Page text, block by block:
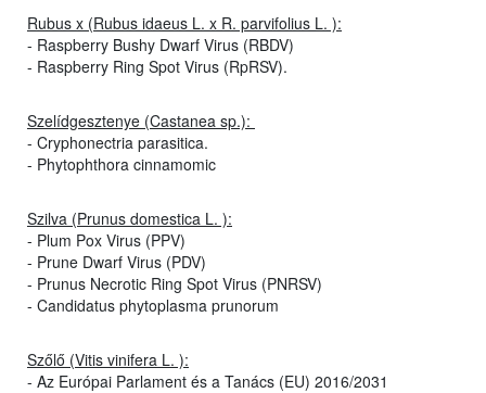
Rubus x (Rubus idaeus L. x R. parvifolius L. ):
- Raspberry Bushy Dwarf Virus (RBDV)
- Raspberry Ring Spot Virus (RpRSV).
Szelídgesztenye (Castanea sp.):
- Cryphonectria parasitica.
- Phytophthora cinnamomic
Szilva (Prunus domestica L. ):
- Plum Pox Virus (PPV)
- Prune Dwarf Virus (PDV)
- Prunus Necrotic Ring Spot Virus (PNRSV)
- Candidatus phytoplasma prunorum
Szőlő (Vitis vinifera L. ):
- Az Európai Parlament és a Tanács (EU) 2016/2031